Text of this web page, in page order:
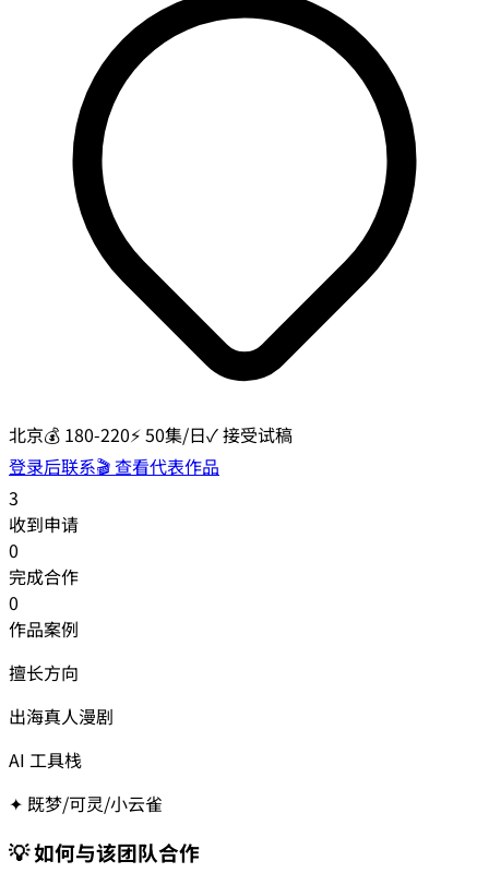
北京💰 180-220⚡50集/日✓ 接受试稿
登录后联系🎬 查看代表作品
3
收到申请
0
完成合作
0
作品案例
擅长方向
出海真人漫剧
AI 工具栈
✦ 既梦/可灵/小云雀
💡 如何与该团队合作